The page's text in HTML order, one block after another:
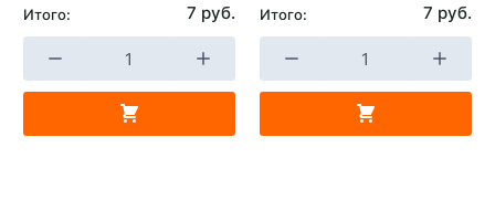
Итого: 7 руб. Итого: 7 руб.